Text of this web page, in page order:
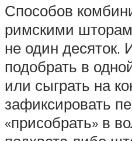
Способов
римскими
не один десяток.
подобрать в
или сыграть на
зафиксировать
«присобрать» в